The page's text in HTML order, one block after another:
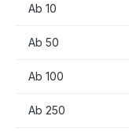
Ab 10
Ab 50
Ab 100
Ab 250